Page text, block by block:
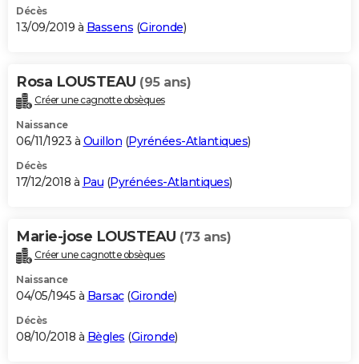
Décès
13/09/2019 à Bassens (Gironde)
Rosa LOUSTEAU (95 ans)
Créer une cagnotte obsèques
Naissance
06/11/1923 à Ouillon (Pyrénées-Atlantiques)
Décès
17/12/2018 à Pau (Pyrénées-Atlantiques)
Marie-jose LOUSTEAU (73 ans)
Créer une cagnotte obsèques
Naissance
04/05/1945 à Barsac(Gironde)
Décès
08/10/2018 à Bègles (Gironde)